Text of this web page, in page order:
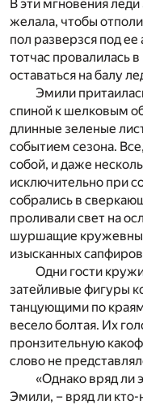
В эти мгновения
желала, чтобы
пол разверзся под
тотчас провалилась
оставаться на балу
Эмили
спиной к шелковым
длинные зеленые
событием сезона.
собой, и даже
исключительно при
собрались в
проливали свет на
шуршащие
изысканных
Одни гости
затейливые фигуры
танцующими по
весело болтая. Их
пронзительную
слово не
«Однако вряд ли
Эмили, – вряд ли